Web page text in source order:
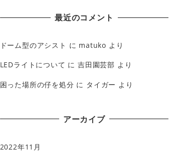
最近のコメント
ドーム型のアシスト に matuko より
LEDライトについて に吉田園芸部 より
困った場所の仔を処分 に タイガー より
アーカイブ
2022年11月